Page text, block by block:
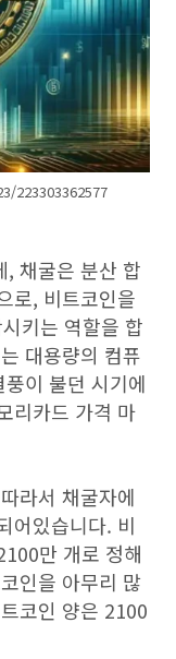
223303362577
, 채굴은 분산 합
로, 비트코인을
키는 역할을 합
대용량의 컴퓨
이 불던 시기에
리카드 가격 마
라서 채굴자에
어있습니다. 비
만 개로 정해
인을 아무리 많
코인 양은 2100